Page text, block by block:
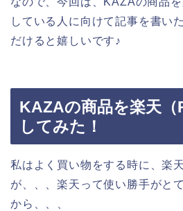
している人に向けて記事を書い
だけると嬉しいです♪
KAZAの商品を楽天
してみた！
私はよく買い物をする時に、楽
が、、、楽天って使い勝手がと
から、、、